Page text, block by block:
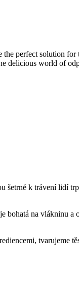
perfect solution for
delicious world of
šetrné k trávení lidí
na vlákninu a
tvarujeme